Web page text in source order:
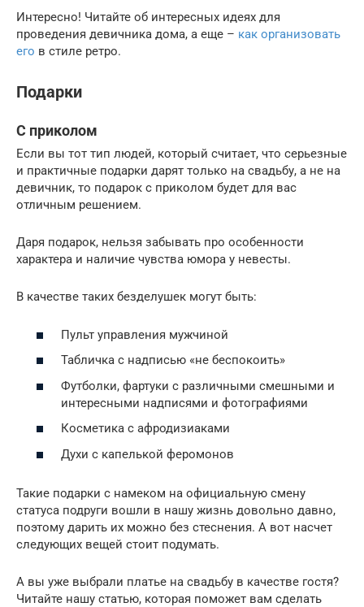
Интересно! Читайте об интересных идеях для
проведения девичника дома, а еще – как организовать
его в стиле ретро.
Подарки
С приколом
Если вы тот тип людей, который считает, что серьезные
и практичные подарки дарят только на свадьбу, а не на
девичник, то подарок с приколом будет для вас
отличным решением.
Даря подарок, нельзя забывать про особенности
характера и наличие чувства юмора у невесты.
В качестве таких безделушек могут быть:
Пульт управления мужчиной
Табличка с надписью «не беспокоить»
Футболки, фартуки с различными смешными и
интересными надписями и фотографиями
Косметика с афродизиаками
Духи с капелькой феромонов
Такие подарки с намеком на официальную смену
статуса подруги вошли в нашу жизнь довольно давно,
поэтому дарить их можно без стеснения. А вот насчет
следующих вещей стоит подумать.
А вы уже выбрали платье на свадьбу в качестве гостя?
Читайте нашу статью, которая поможет вам сделать